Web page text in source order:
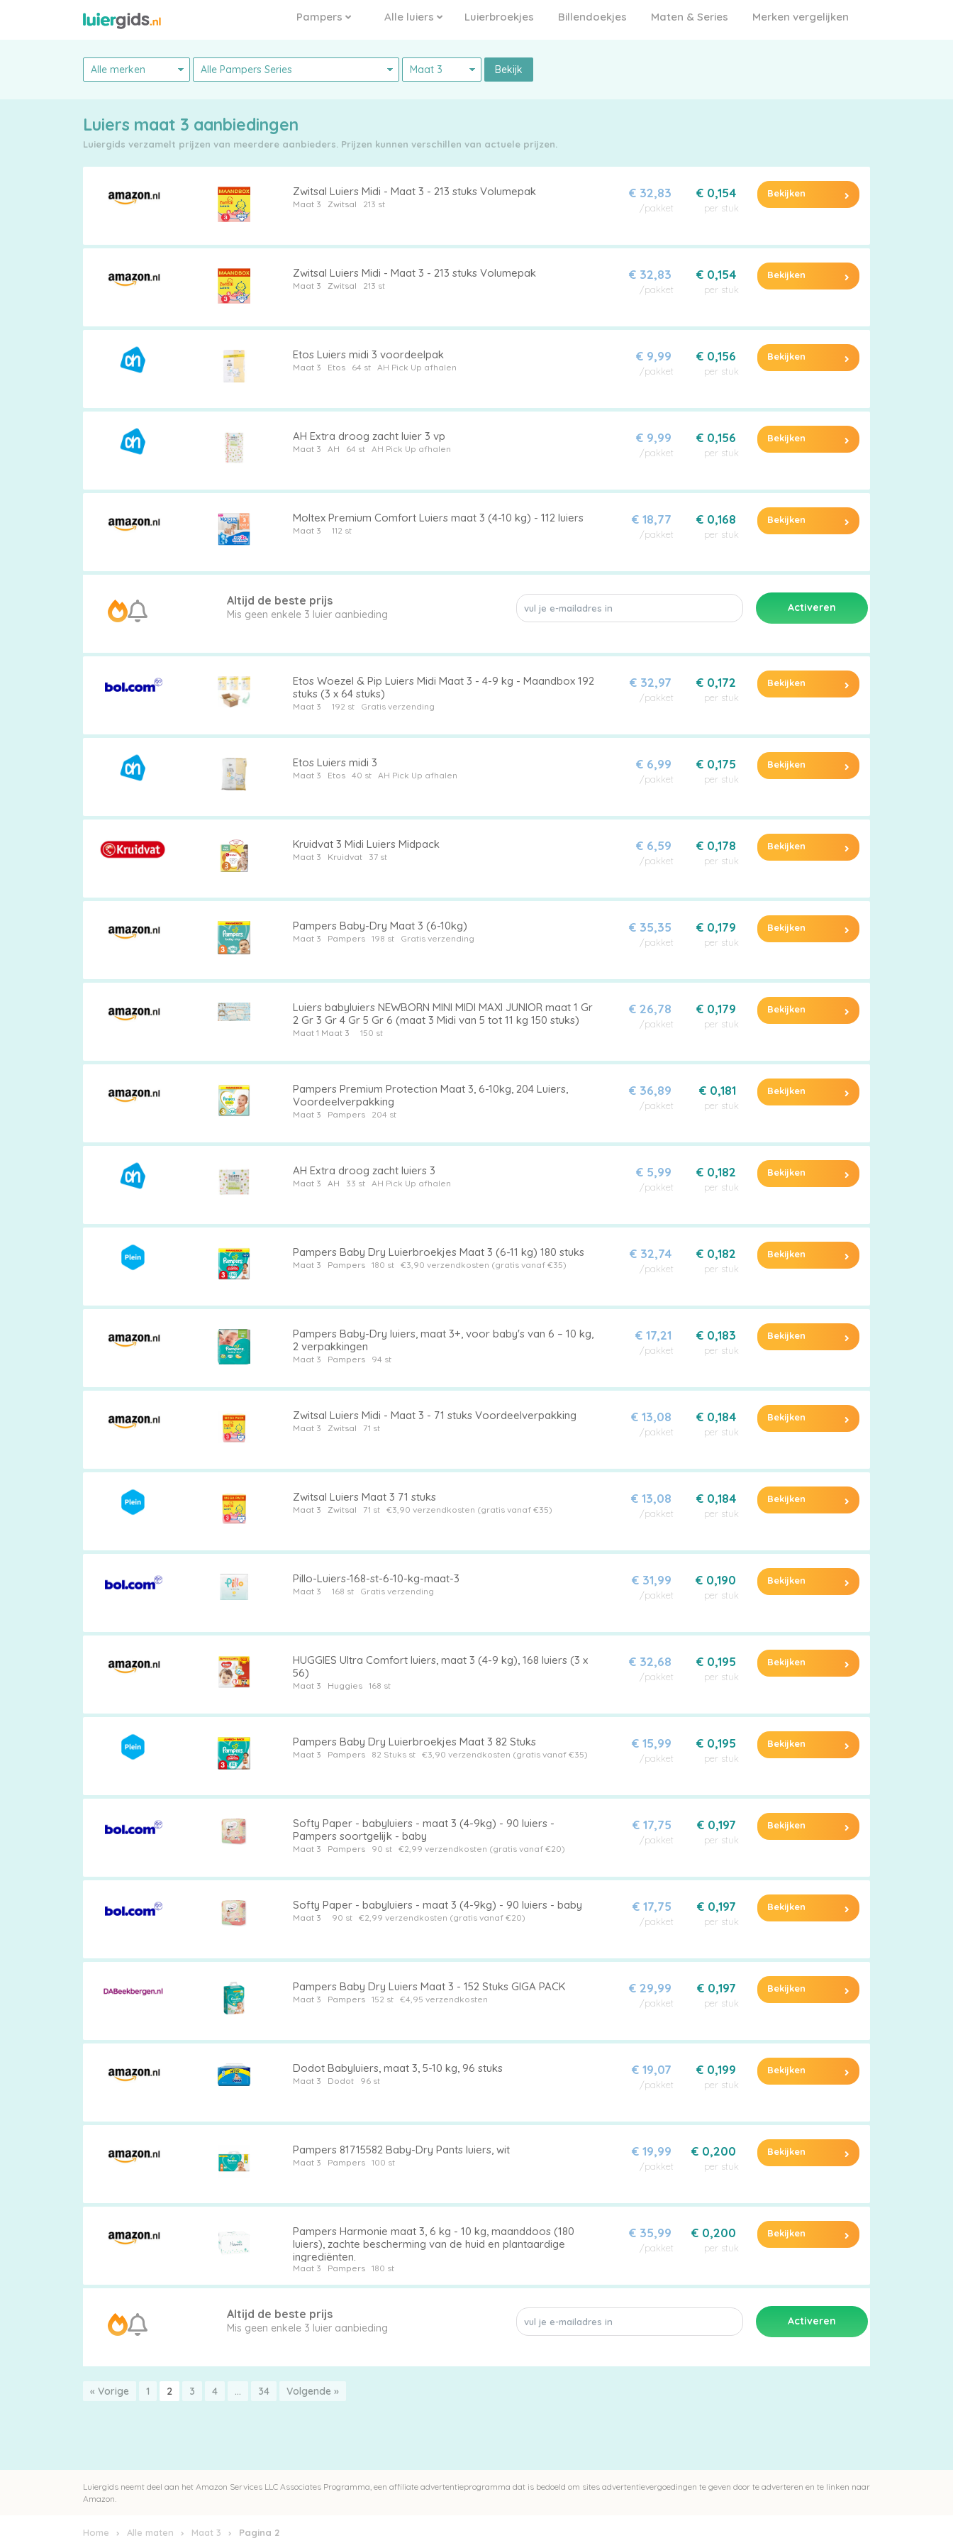
Billendoekjes
vergelijken
Pampers Alle luiers Luierbroekjes Billendoekjes Maten & Series Merken vergelijken
Bekijk
Luiers maat 3 aanbiedingen
Luiergids verzamelt prijzen van meerdere aanbieders. Prijzen kunnen verschillen van actuele prijzen.
Zwitsal Luiers Midi - Maat 3 - 213 stuks Volumepak
Maat 3 Zwitsal
€ 32,83
/pakket
€ 0,154
per stuk
Bekijken
Zwitsal Luiers Midi - Maat 3 - 213 stuks Volumepak
Maat 3 Zwitsal
€ 32,83
/pakket
€ 0,154
per stuk
Bekijken
Etos Luiers midi 3 voordeelpak
Maat 3 Etos AH Pick Up afhalen
€ 9,99
/pakket
€ 0,156
per stuk
Bekijken
AH Extra droog zacht luier 3 vp
Maat 3 AH AH Pick Up afhalen
€ 9,99
/pakket
€ 0,156
per stuk
Bekijken
Moltex Premium Comfort Luiers maat 3 (4-10 kg) - 112 luiers
Maat 3
€ 18,77
/pakket
€ 0,168
per stuk
Bekijken
Altijd de beste prijs
Mis geen enkele 3 luier aanbieding
Etos Woezel & Pip Luiers Midi Maat 3 - 4-9 kg - Maandbox 192
stuks (3 x 64 stuks)
Maat 3 Gratis verzending
€ 32,97
/pakket
€ 0,172
per stuk
Bekijken
Etos Luiers midi 3
Maat 3 Etos AH Pick Up afhalen
€ 6,99
/pakket
€ 0,175
per stuk
Bekijken
Kruidvat 3 Midi Luiers Midpack
Maat 3 Kruidvat
€ 6,59
/pakket
€ 0,178
per stuk
Bekijken
Pampers Baby-Dry Maat 3 (6-10kg)
Maat 3 Pampers Gratis verzending
€ 35,35
/pakket
€ 0,179
per stuk
Bekijken
Luiers babyluiers NEWBORN MINI MIDI MAXI JUNIOR maat 1 Gr
2 Gr 3 Gr 4 Gr 5 Gr 6 (maat 3 Midi van 5 tot 11 kg 150 stuks)
Maat 1 Maat 3
€ 26,78
/pakket
€ 0,179
per stuk
Bekijken
Pampers Premium Protection Maat 3, 6-10kg, 204 Luiers,
Voordeelverpakking
Maat 3 Pampers
€ 36,89
/pakket
€ 0,181
per stuk
Bekijken
AH Extra droog zacht luiers 3
Maat 3 AH AH Pick Up afhalen
€ 5,99
/pakket
€ 0,182
per stuk
Bekijken
Pampers Baby Dry Luierbroekjes Maat 3 (6-11 kg) 180 stuks
Maat 3 Pampers €3,90 verzendkosten (gratis vanaf €35)
€ 32,74
/pakket
€ 0,182
per stuk
Bekijken
Pampers Baby-Dry luiers, maat 3+, voor baby's van 6 – 10 kg,
2 verpakkingen
Maat 3 Pampers
€ 17,21
/pakket
€ 0,183
per stuk
Bekijken
Zwitsal Luiers Midi - Maat 3 - 71 stuks Voordeelverpakking
Maat 3 Zwitsal
€ 13,08
/pakket
€ 0,184
per stuk
Bekijken
Zwitsal Luiers Maat 3 71 stuks
Maat 3 Zwitsal €3,90 verzendkosten (gratis vanaf €35)
€ 13,08
/pakket
€ 0,184
per stuk
Bekijken
Pillo-Luiers-168-st-6-10-kg-maat-3
Maat 3 Gratis verzending
€ 31,99
/pakket
€ 0,190
per stuk
Bekijken
HUGGIES Ultra Comfort luiers, maat 3 (4-9 kg), 168 luiers (3 x
56)
Maat 3 Huggies
€ 32,68
/pakket
€ 0,195
per stuk
Bekijken
Pampers Baby Dry Luierbroekjes Maat 3 82 Stuks
Maat 3 Pampers €3,90 verzendkosten (gratis vanaf €35)
€ 15,99
/pakket
€ 0,195
per stuk
Bekijken
Softy Paper - babyluiers - maat 3 (4-9kg) - 90 luiers -
Pampers soortgelijk - baby
Maat 3 Pampers €2,99 verzendkosten (gratis vanaf €20)
€ 17,75
/pakket
€ 0,197
per stuk
Bekijken
Softy Paper - babyluiers - maat 3 (4-9kg) - 90 luiers - baby
Maat 3 €2,99 verzendkosten (gratis vanaf €20)
€ 17,75
/pakket
€ 0,197
per stuk
Bekijken
Pampers Baby Dry Luiers Maat 3 - 152 Stuks GIGA PACK
Maat 3 Pampers €4,95 verzendkosten
€ 29,99
/pakket
€ 0,197
per stuk
Bekijken
Dodot Babyluiers, maat 3, 5-10 kg, 96 stuks
Maat 3 Dodot
€ 19,07
/pakket
€ 0,199
per stuk
Bekijken
Pampers 81715582 Baby-Dry Pants luiers, wit
Maat 3 Pampers
€ 19,99
/pakket
€ 0,200
per stuk
Bekijken
Pampers Harmonie maat 3, 6 kg - 10 kg, maanddoos (180
luiers), zachte bescherming van de huid en plantaardige
ingrediënten.
Maat 3 Pampers
€ 35,99
/pakket
€ 0,200
per stuk
Bekijken
Altijd de beste prijs
Mis geen enkele 3 luier aanbieding
« Vorige 1 2 3 4 … 34 Volgende »
Luiergids neemt deel aan het Amazon Services LLC Associates Programma, een affiliate advertentieprogramma dat is bedoeld om sites advertentievergoedingen te geven door te adverteren en te linken naar
Amazon.
Home Alle maten Maat 3 Pagina 2